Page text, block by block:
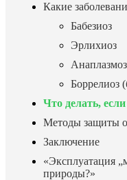
Какие
Бабезиоз
Эрлихиоз
Анаплазмоз
Боррелиоз
Что делать,
Методы защиты
Заключение
«Эксплуатация
природы?»